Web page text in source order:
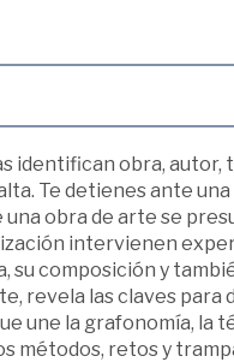
identifican obra, autor,
Te detienes ante
obra de arte se
intervienen
su composición y
revela las claves para
une la grafonomía, la
métodos, retos y